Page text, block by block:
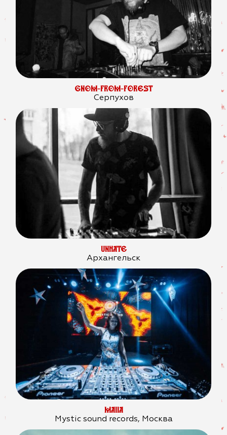
GNOM-FROM-FOREST
Cерпухов
UNHATE
Архангельск
MAIIA
Mystic sound records, Москва